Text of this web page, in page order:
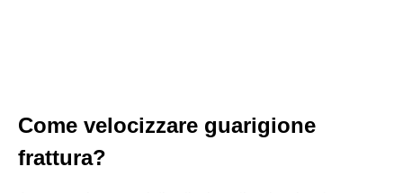
Come velocizzare guarigione
frattura?